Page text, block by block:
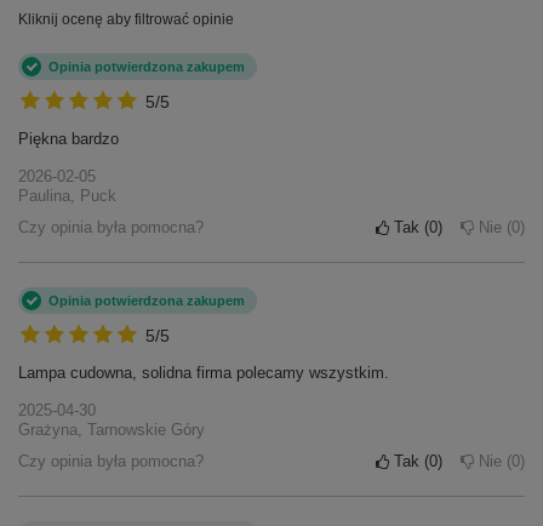
Kliknij ocenę aby filtrować opinie
5/5
Opinia potwierdzona zakupem
Piękna bardzo
2026-02-05
Paulina, Puck
Czy opinia była pomocna?
Tak 0 Nie 0
5/5
Opinia potwierdzona zakupem
Lampa cudowna, solidna firma polecamy wszystkim.
2025-04-30
Grażyna, Tarnowskie Góry
Czy opinia była pomocna?
Tak 0 Nie 0